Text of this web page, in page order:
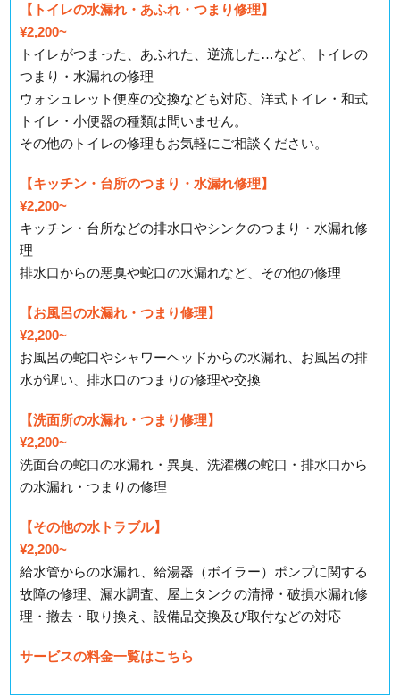
【トイレの水漏れ・あふれ・つまり修理】
¥2,200~
トイレがつまった、あふれた、逆流した…など、トイレの
つまり・水漏れの修理
ウォシュレット便座の交換なども対応、洋式トイレ・和式
トイレ・小便器の種類は問いません。
その他のトイレの修理もお気軽にご相談ください。
【キッチン・台所のつまり・水漏れ修理】
¥2,200~
キッチン・台所などの排水口やシンクのつまり・水漏れ修
理
排水口からの悪臭や蛇口の水漏れなど、その他の修理
【お風呂の水漏れ・つまり修理】
¥2,200~
お風呂の蛇口やシャワーヘッドからの水漏れ、お風呂の排
水が遅い、排水口のつまりの修理や交換
【洗面所の水漏れ・つまり修理】
¥2,200~
洗面台の蛇口の水漏れ・異臭、洗濯機の蛇口・排水口から
の水漏れ・つまりの修理
【その他の水トラブル】
¥2,200~
給水管からの水漏れ、給湯器（ボイラー）ポンプに関する
故障の修理、漏水調査、屋上タンクの清掃・破損水漏れ修
理・撤去・取り換え、設備品交換及び取付などの対応
サービスの料金一覧はこちら